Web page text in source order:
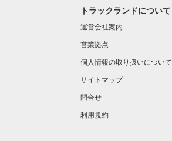
トラックランドについて
運営会社案内
営業拠点
個人情報の取り扱いについて
サイトマップ
問合せ
利用規約